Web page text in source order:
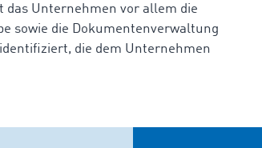
das Unternehmen vor allem die
sowie die Dokumentenverwaltung
identifiziert, die dem Unternehmen